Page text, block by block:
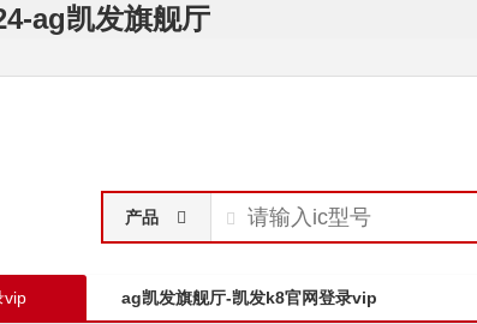
ag凯发旗舰厅
产品
vip ag凯发旗舰厅-凯发k8官网登录vip